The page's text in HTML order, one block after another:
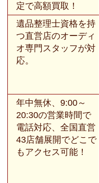
定で高額買取！
遺品整理士資格を持
つ直営店のオーディ
オ専門スタッフが対
応。
年中無休、9:00～
20:30の営業時間で
電話対応、全国直営
43店舗展開でどこで
もアクセス可能！